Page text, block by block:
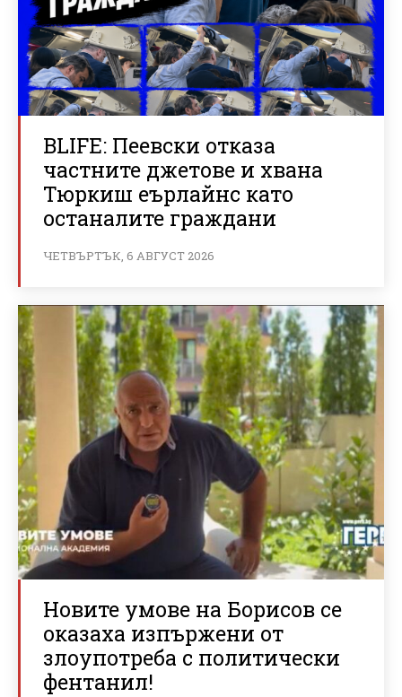
BLIFE: Пеевски отказа
частните джетове и хвана
Тюркиш еърлайнс като
останалите граждани
ЧЕТВЪРТЪК, 6 АВГУСТ 2026
Новите умове на Борисов се
оказаха изпържени от
злоупотреба с политически
фентанил!